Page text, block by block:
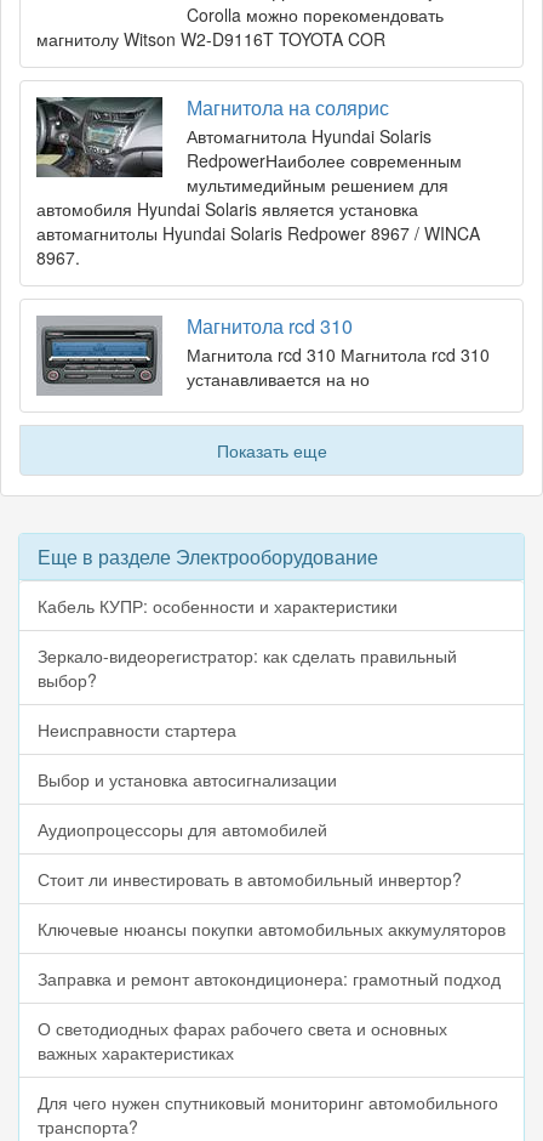
Corolla можно порекомендовать
магнитолу Witson W2-D9116T TOYOTA COR
Магнитола на солярис
Автомагнитола Hyundai Solaris
RedpowerНаиболее современным
мультимедийным решением для
автомобиля Hyundai Solaris является установка
автомагнитолы Hyundai Solaris Redpower 8967 / WINCA
8967.
Магнитола rcd 310
Магнитола rcd 310 Магнитола rcd 310
устанавливается на но
Показать еще
Еще в разделе Электрооборудование
Кабель КУПР: особенности и характеристики
Зеркало-видеорегистратор: как сделать правильный
выбор?
Неисправности стартера
Выбор и установка автосигнализации
Аудиопроцессоры для автомобилей
Стоит ли инвестировать в автомобильный инвертор?
Ключевые нюансы покупки автомобильных аккумуляторов
Заправка и ремонт автокондиционера: грамотный подход
О светодиодных фарах рабочего света и основных
важных характеристиках
Для чего нужен спутниковый мониторинг автомобильного
транспорта?